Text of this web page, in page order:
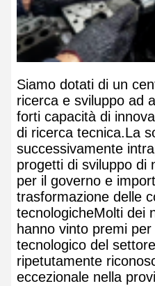
Siamo dotati di un
ricerca e sviluppo ad
forti capacità di
di ricerca tecnica.La
successivamente
progetti di sviluppo di
per il governo e
trasformazione delle
tecnologicheMolti dei
hanno vinto premi
tecnologico del
ripetutamente
eccezionale nella